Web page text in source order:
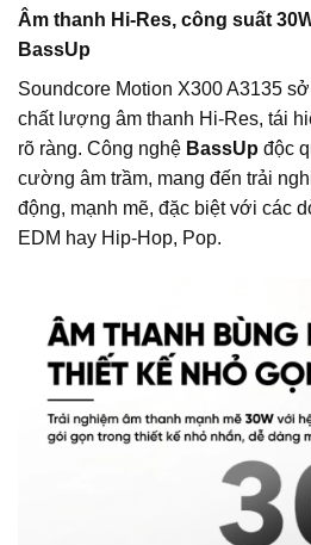
Âm thanh Hi-Res, công suất
BassUp
Soundcore Motion X300 A3135
chất lượng âm thanh Hi-Res, tái
rõ ràng. Công nghệ BassUp độc
cường âm trầm, mang đến trải
động, mạnh mẽ, đặc biệt với các
EDM hay Hip-Hop, Pop.